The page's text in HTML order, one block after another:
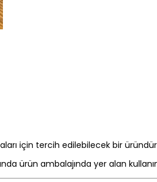
için tercih edilebilecek bir
ürün ambalajında yer alan